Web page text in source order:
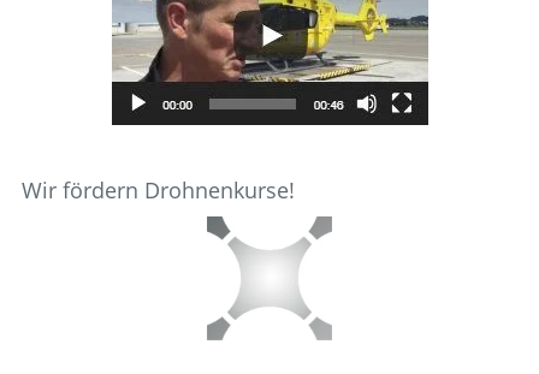
Wir fördern Drohnenkurse!